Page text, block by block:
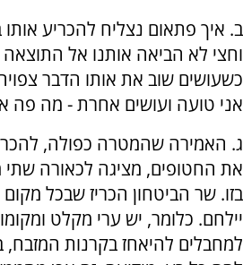
ב. איך פתאום נצליח להכריע
וחצי לא הביאה אותנו אל
כשעושים שוב את אותו הדבר
אני טועה ועושים אחרת - מה פה
ג. האמירה שהמטרה כפולה,
את החטופים, מציגה לכאורה שתי
בזו. שר הביטחון הכריז שבכל
יילחם. כלומר, יש ערי מקלט
למחבלים להיאחז בקרנות המזבח,